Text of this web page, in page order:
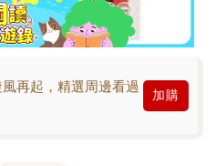
再起，精選周邊看過
加購